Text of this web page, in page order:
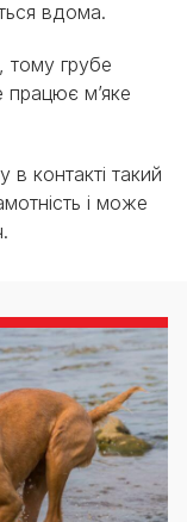
вдома.
тому грубе
м’яке
в контакті такий
і може